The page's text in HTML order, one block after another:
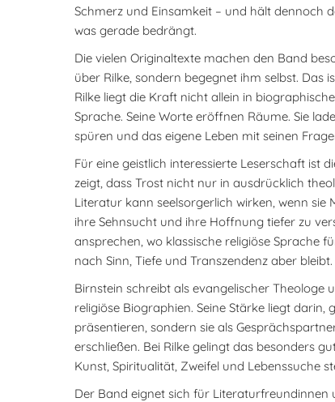
Schmerz und Einsamkeit – und hält dennoch
was gerade bedrängt.
Die vielen Originaltexte machen den Band
über Rilke, sondern begegnet ihm selbst. Das
Rilke liegt die Kraft nicht allein in
Sprache. Seine Worte eröffnen Räume. Sie
spüren und das eigene Leben mit seinen
Für eine geistlich interessierte Leserschaft ist
zeigt, dass Trost nicht nur in ausdrücklich
Literatur kann seelsorgerlich wirken, wenn sie
ihre Sehnsucht und ihre Hoffnung tiefer zu
ansprechen, wo klassische religiöse Sprache
nach Sinn, Tiefe und Transzendenz aber bleibt.
Birnstein schreibt als evangelischer
religiöse Biographien. Seine Stärke liegt darin,
präsentieren, sondern sie als
erschließen. Bei Rilke gelingt das besonders
Kunst, Spiritualität, Zweifel und Lebenssuche
Der Band eignet sich für